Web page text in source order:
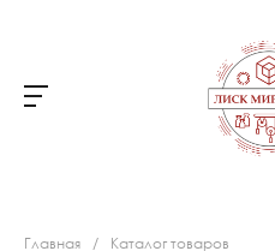
Главная / Каталог товаров